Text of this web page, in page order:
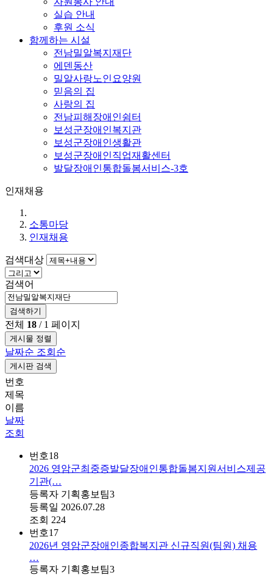
실습 안내
후원 소식
함께하는 시설
전남밀알복지재단
에덴동산
밀알사랑노인요양원
믿음의 집
사랑의 집
전남피해장애인쉼터
보성군장애인복지관
보성군장애인생활관
보성군장애인직업재활센터
발달장애인통합돌봄서비스-3호
인재채용
소통마당
인재채용
검색대상
검색어
검색하기
전체 18 / 1 페이지
게시물 정렬
날짜순 조회순
게시판 검색
번호
제목
이름
날짜
조회
번호18
2026 영암군최중증발달장애인통합돌봄지원서비스제공
기관(…
등록자 기획홍보팀3
등록일 2026.07.28
조회 224
번호17
2026년 영암군장애인종합복지관 신규직원(팀원) 채용
…
등록자 기획홍보팀3